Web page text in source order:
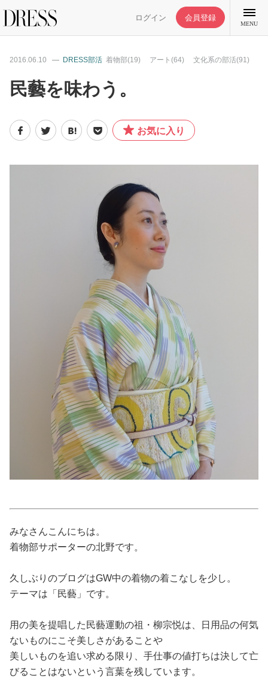
ログイン 会員登録
MENU
ライフスタイル
ファッション
恋愛/結婚/離婚
ワークスタイル
妊娠/出産/家族
ココロ/カラダ
グルメ
トラベル
占い
性と愛
2016.06.10 DRESS部活 着物部(19) アート(64) 文化系の部活(91)
民藝を味わう。
お気に入り
みなさんこんにちは。
着物部サポーターの北野です。
久しぶりのブログはGW中の着物の着こなしを少し。
テーマは「民藝」です。
用の美を提唱した民藝運動の祖・柳宗悦は、日用品の何気
ないものにこそ美しさがあることや
美しいものを追い求める限り、手仕事の値打ちは決して亡
びることはないという言葉を残しています。